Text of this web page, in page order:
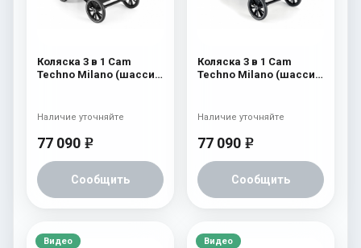
Коляска 3 в 1 Cam
Techno Milano (шасси
77 090 e
Сообщить
Наличие уточняйте
Коляска 3 в 1 Cam
Techno Milano (шасси
77 090 e
Сообщить
Наличие уточняйте
Видео Видео